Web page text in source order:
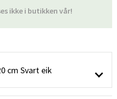
ikke i butikken vår!
cm Svart eik